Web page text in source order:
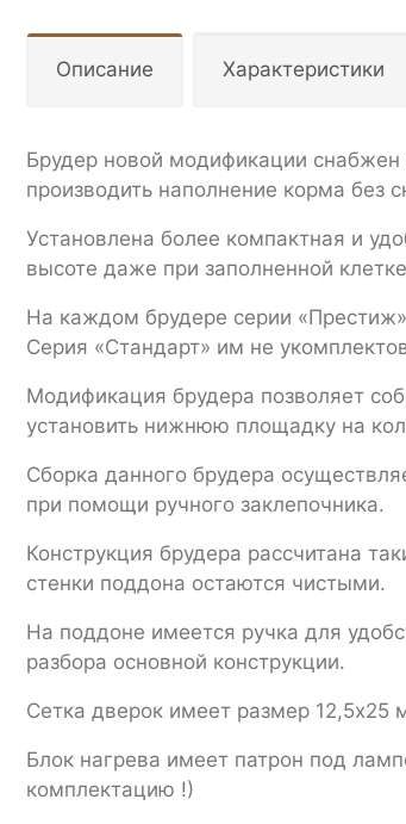
Описание Характеристики
Брудер новой модификации
производить наполнение корма без
Установлена более компактная и
высоте даже при заполненной
На каждом брудере серии
Серия «Стандарт» им не
Модификация брудера позволяет
установить нижнюю площадку на
Сборка данного брудера
при помощи ручного заклепочника.
Конструкция брудера рассчитана
стенки поддона остаются чистыми.
На поддоне имеется ручка для
разбора основной конструкции.
Сетка дверок имеет размер 12,5х25
Блок нагрева имеет патрон под
комплектацию !)